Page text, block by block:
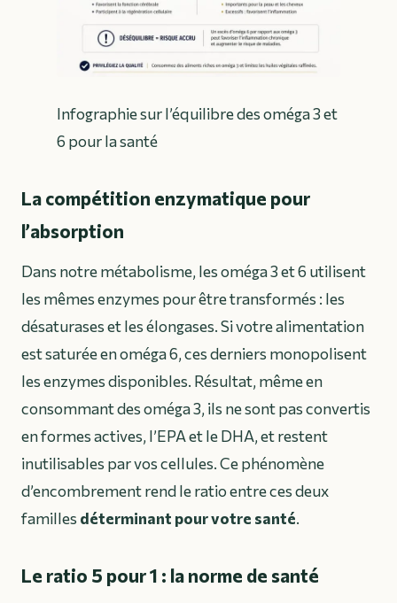
Infographie sur l’équilibre des oméga 3 et
6 pour la santé
La compétition enzymatique pour
l’absorption
Dans notre métabolisme, les oméga 3 et 6 utilisent
les mêmes enzymes pour être transformés : les
désaturases et les élongases. Si votre alimentation
est saturée en oméga 6, ces derniers monopolisent
les enzymes disponibles. Résultat, même en
consommant des oméga 3, ils ne sont pas convertis
en formes actives, l’EPA et le DHA, et restent
inutilisables par vos cellules. Ce phénomène
d’encombrement rend le ratio entre ces deux
famillesdéterminant pour votre santé.
Le ratio 5 pour 1 : la norme de santé